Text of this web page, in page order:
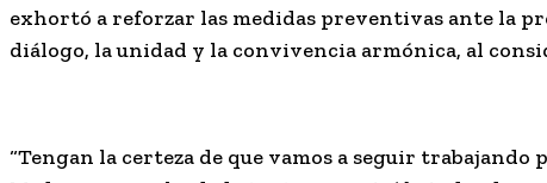
exhortó a reforzar las medidas preventivas ante la
diálogo, la unidad y la convivencia armónica, al
“Tengan la certeza de que vamos a seguir